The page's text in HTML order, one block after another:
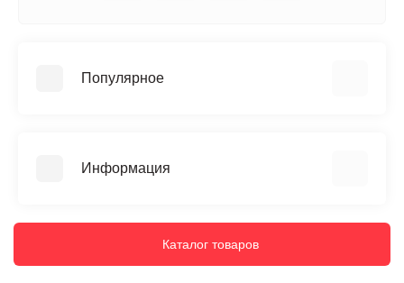
Популярное
Скульптуры
Информация
Установка
Каталог товаров